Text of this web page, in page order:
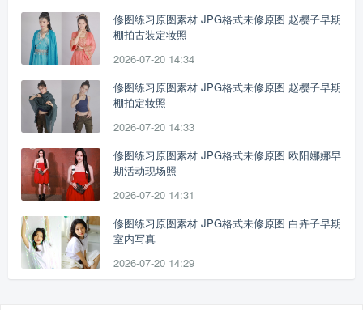
修图练习原图素材 JPG格式未修原图 赵樱子早期
棚拍古装定妆照
2026-07-20 14:34
修图练习原图素材 JPG格式未修原图 赵樱子早期
棚拍定妆照
2026-07-20 14:33
修图练习原图素材 JPG格式未修原图 欧阳娜娜早
期活动现场照
2026-07-20 14:31
修图练习原图素材 JPG格式未修原图 白卉子早期
室内写真
2026-07-20 14:29